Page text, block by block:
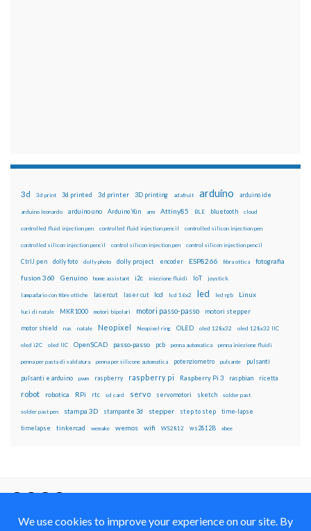
3d 3d print 3d printed 3d printer 3D printing adafruit arduino arduino ide
arduino leonardo arduino uno Arduino Yún arm Attiny85 BLE bluetooth cloud
controlled fluid injection pen controlled fluid injection pencil controlled silicon injection pen
controlled silicon injection pencil control silicon injection pen control silicon injection pencil
CtrlJ pen dolly foto dolly photo dolly project encoder ESP8266 fibra ottica fotografia
fusion 360 Genuino home assistant i2c iniezione fluidi IoT joystick
lampadario con fibre ottiche lasercut laser cut lcd lcd 16x2 led led rgb Linux
luci di natale MKR1000 motori bipolari motori passo-passo motori stepper
motor shield nas natale Neopixel Neopixel ring OLED oled 128x32 oled 128x32 IIC
oled i2C oled IIC OpenSCAD passo-passo pcb penna automatica penna iniezione fluidi
penna per pasta di saldatura penna per silicone automatica potenziometro pulsante pulsanti
pulsanti e arduino pwm raspberry raspberry pi Raspberry Pi 3 raspbian ricetta
robot robotica RPi rtc sd card servo servomotori sketch solder past
solder past pen stampa 3D stampante 3d stepper step to step time-lapse
timelapse tinkercad wemake wemos wifi WS2812 ws2812B xbee